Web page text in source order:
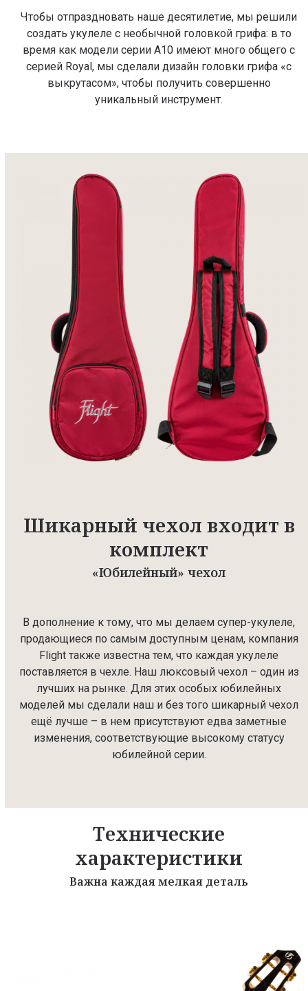
Чтобы отпраздновать наше десятилетие, мы решили
создать укулеле с необычной головкой грифа: в то
время как модели серии A10 имеют много общего с
серией Royal, мы сделали дизайн головки грифа «с
выкрутасом», чтобы получить совершенно
уникальный инструмент.
Шикарный чехол входит в
комплект
«Юбилейный» чехол
В дополнение к тому, что мы делаем супер-укулеле,
продающиеся по самым доступным ценам, компания
Flight также известна тем, что каждая укулеле
поставляется в чехле. Наш люксовый чехол – один из
лучших на рынке. Для этих особых юбилейных
моделей мы сделали наш и без того шикарный чехол
ещё лучше – в нем присутствуют едва заметные
изменения, соответствующие высокому статусу
юбилейной серии.
Технические
характеристики
Важна каждая мелкая деталь